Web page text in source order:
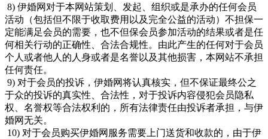
8) 伊婚网对于本网站策划、发起、组织或是承办的任何会员
活动（包括但不限于收取费用以及完全公益的活动）不担保一
定能满足会员的需要，也不但保会员参加活动的结果或者是任
何相关行动的正确性、合法合规性。由此产生的任何对于会员
个人或者他人的人身或者是名誉以及其他损害，本网站不承担
任何责任。
9) 对于会员的投诉，伊婚网将认真核实，但不保证最终公之
于众的投诉的真实性、合法性，对于投诉内容侵犯会员隐私
权、名誉权等合法权利的，所有法律责任由投诉者承担，与伊
婚网无关。
10) 对于会员购买伊婚网服务需要上门送货和收款的，由于伊